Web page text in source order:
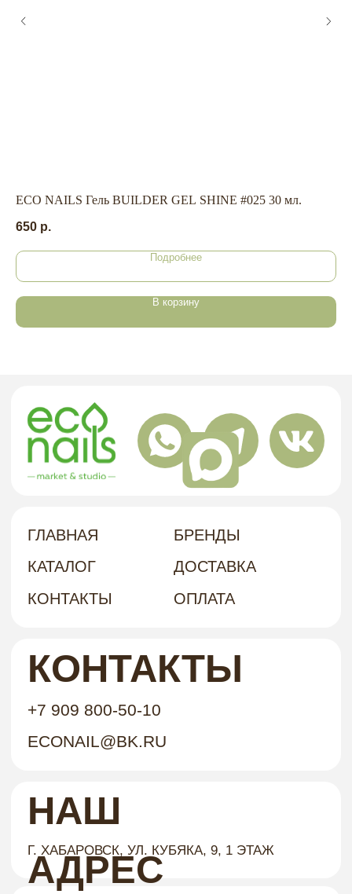
ECO NAILS Гель BUILDER GEL SHINE #025 30 мл.
650 р.
Подробнее
В корзину
Г. ХАБАРОВСК, УЛ. КУБЯКА, 9, 1 ЭТАЖ
НАШ
АДРЕС
политика в отношении обработки